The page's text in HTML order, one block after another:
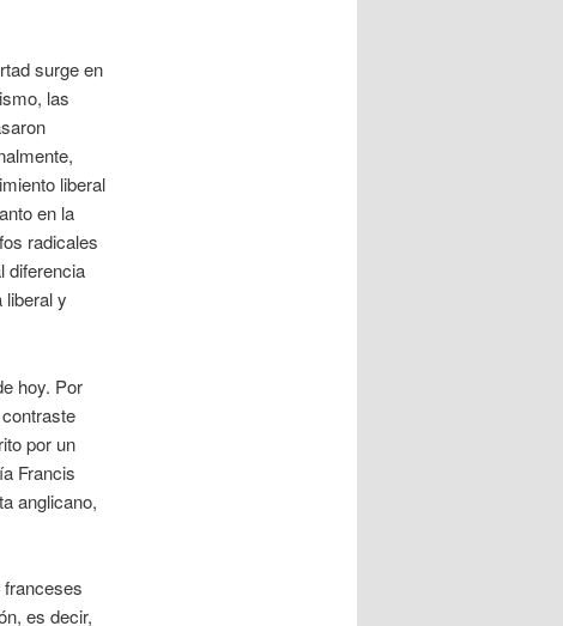
surge en
las
liberal
en la
radicales
diferencia
y
hoy. Por
por un
Francis
anglicano,
es decir,